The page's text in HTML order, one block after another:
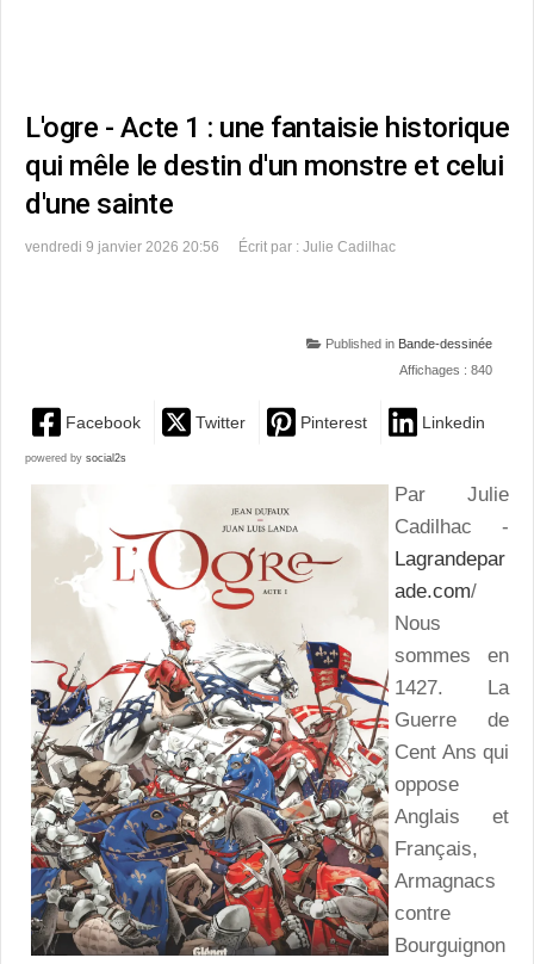
L'ogre - Acte 1 : une fantaisie historique
qui mêle le destin d'un monstre et celui
d'une sainte
vendredi 9 janvier 2026 20:56 Écrit par : Julie Cadilhac
Published in Bande-dessinée
Affichages : 840
Facebook Twitter Pinterest Linkedin
powered by social2s
Par Julie
Cadilhac -
Lagrandepar
ade.com/
Nous
sommes en
1427. La
Guerre de
Cent Ans qui
oppose
Anglais et
Français,
Armagnacs
contre
Bourguignon